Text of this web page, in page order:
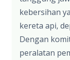
kebersihan
kereta api,
Dengan
peralatan